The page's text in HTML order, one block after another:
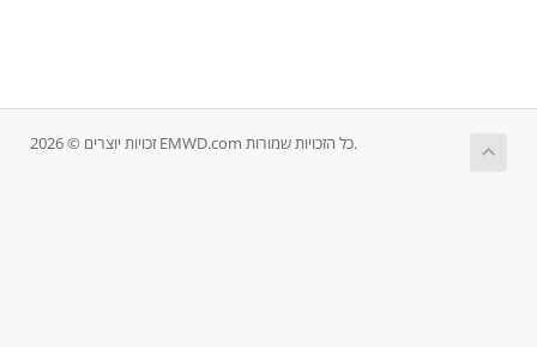
זכויות יוצרים © 2026 EMWD.com כל הזכויות שמורות.